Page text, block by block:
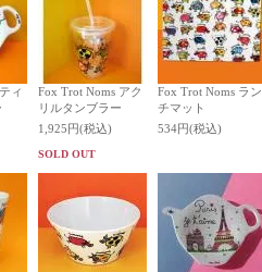
ィ
Fox Trot Noms アク
リルタンブラー
1,925円(税込)
SOLD OUT
Fox Trot Noms ラン
チマット
534円(税込)